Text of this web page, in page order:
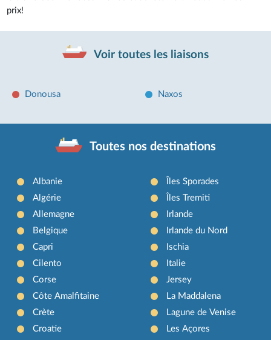
prix!
Voir toutes les liaisons
Donousa Naxos
Toutes nos destinations
Albanie
Algérie
Allemagne
Belgique
Capri
Cilento
Corse
Côte Amalfitaine
Crète
Croatie
Îles Sporades
Îles Tremiti
Irlande
Irlande du Nord
Ischia
Italie
Jersey
La Maddalena
Lagune de Venise
Les Açores